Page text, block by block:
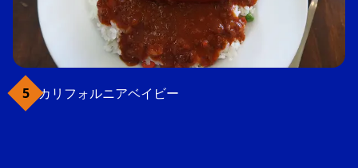
カリフォルニアベイビー